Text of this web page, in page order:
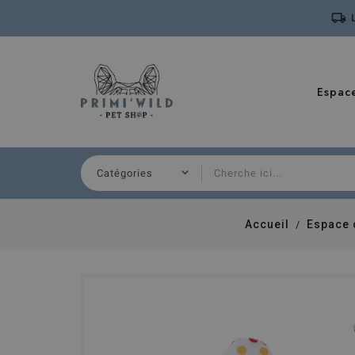
local_shipping
Accueil Espace